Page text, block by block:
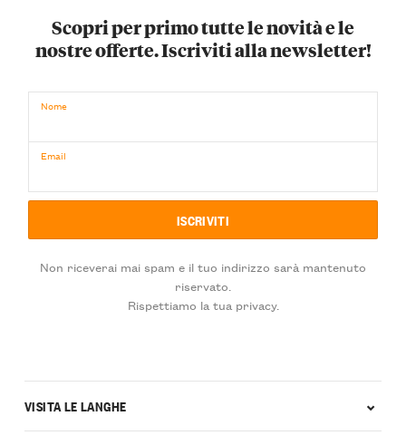
Scopri per primo tutte le novità e le
nostre offerte. Iscriviti alla newsletter!
Nome
Email
Non riceverai mai spam e il tuo indirizzo sarà mantenuto
riservato.
Rispettiamo la tua privacy.
VISITA LE LANGHE